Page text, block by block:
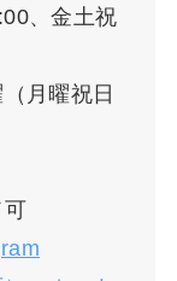
、金土祝
月曜祝日
可